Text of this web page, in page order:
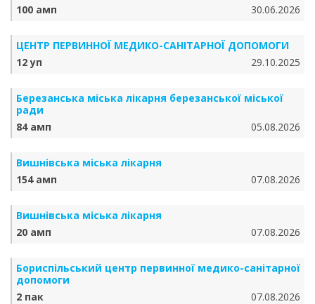
100 амп
30.06.2026
ЦЕНТР ПЕРВИННОЇ МЕДИКО-САНІТАРНОЇ ДОПОМОГИ
12 уп
29.10.2025
Березанська міська лікарня березанської міської
ради
84 амп
05.08.2026
Вишнівська міська лікарня
154 амп
07.08.2026
Вишнівська міська лікарня
20 амп
07.08.2026
Бориспільський центр первинної медико-санітарної
допомоги
2 пак
07.08.2026